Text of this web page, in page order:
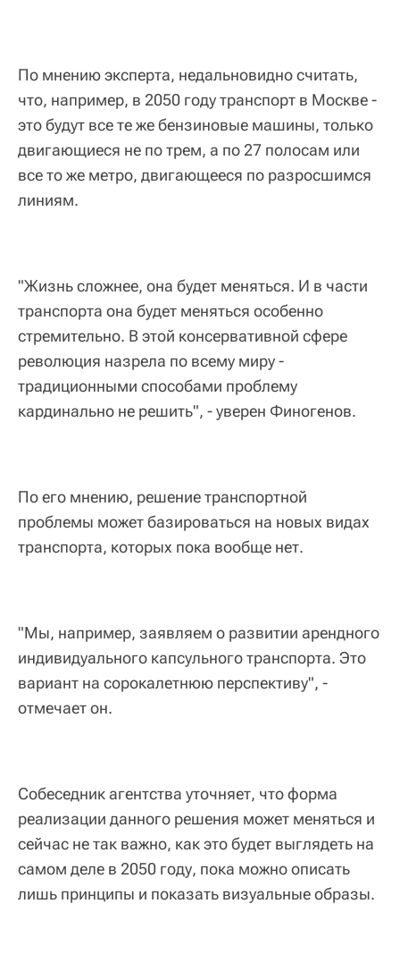
По мнению эксперта, недальновидно считать,
что, например, в 2050 году транспорт в Москве -
это будут все те же бензиновые машины, только
двигающиеся не по трем, а по 27 полосам или
все то же метро, двигающееся по разросшимся
линиям.
"Жизнь сложнее, она будет меняться. И в части
транспорта она будет меняться особенно
стремительно. В этой консервативной сфере
революция назрела по всему миру -
традиционными способами проблему
кардинально не решить", - уверен Финогенов.
По его мнению, решение транспортной
проблемы может базироваться на новых видах
транспорта, которых пока вообще нет.
"Мы, например, заявляем о развитии арендного
индивидуального капсульного транспорта. Это
вариант на сорокалетнюю перспективу", -
отмечает он.
Собеседник агентства уточняет, что форма
реализации данного решения может меняться и
сейчас не так важно, как это будет выглядеть на
самом деле в 2050 году, пока можно описать
лишь принципы и показать визуальные образы.